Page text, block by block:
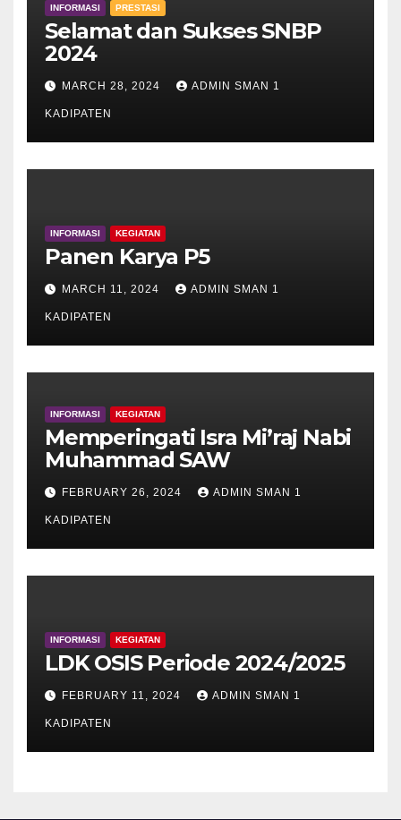
INFORMASI PRESTASI
Selamat dan Sukses SNBP
2024
MARCH 28, 2024 ADMIN SMAN 1
KADIPATEN
INFORMASI KEGIATAN
Panen Karya P5
MARCH 11, 2024 ADMIN SMAN 1
KADIPATEN
INFORMASI KEGIATAN
Memperingati Isra Mi’raj Nabi
Muhammad SAW
FEBRUARY 26, 2024 ADMIN SMAN 1
KADIPATEN
INFORMASI KEGIATAN
LDK OSIS Periode 2024/2025
FEBRUARY 11, 2024 ADMIN SMAN 1
KADIPATEN